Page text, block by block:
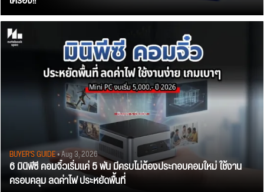
BUYER'S GUIDE• Aug 3, 2026
6 มินิพีซี คอมจิ๋วเริ่มแค่ 5 พัน มีครบไม่ต้องประกอบคอมใหม่ ใช้งาน
ครอบคลุม ลดค่าไฟ ประหยัดพื้นที่